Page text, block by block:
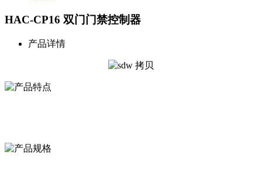
HAC-CP16 双门门禁控制器
产品详情